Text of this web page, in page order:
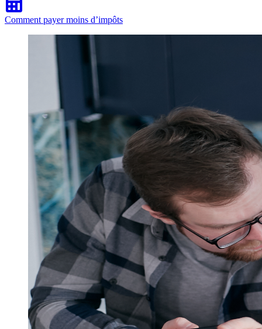
Comment payer moins d’impôts